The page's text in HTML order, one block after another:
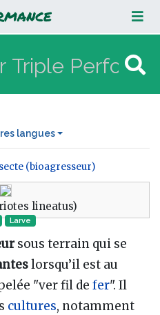
langues
(bioagresseur)
lineatus)
Larve
sous terrain qui se
lorsqu’il est au
"ver fil de fer". Il
cultures, notamment